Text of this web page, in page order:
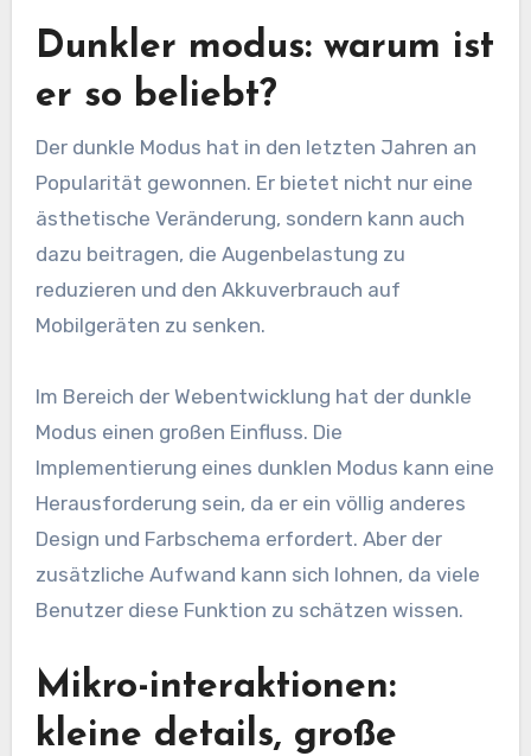
Dunkler modus: warum ist
er so beliebt?
Der dunkle Modus hat in den letzten Jahren an
Popularität gewonnen. Er bietet nicht nur eine
ästhetische Veränderung, sondern kann auch
dazu beitragen, die Augenbelastung zu
reduzieren und den Akkuverbrauch auf
Mobilgeräten zu senken.
Im Bereich der Webentwicklung hat der dunkle
Modus einen großen Einfluss. Die
Implementierung eines dunklen Modus kann eine
Herausforderung sein, da er ein völlig anderes
Design und Farbschema erfordert. Aber der
zusätzliche Aufwand kann sich lohnen, da viele
Benutzer diese Funktion zu schätzen wissen.
Mikro-interaktionen:
kleine details, große